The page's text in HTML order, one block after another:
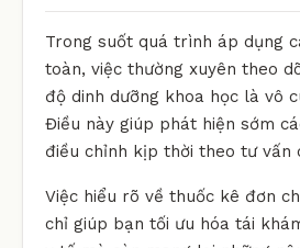
Trong suốt quá trình áp dụng
toàn, việc thường xuyên theo
độ dinh dưỡng khoa học là vô
Điều này giúp phát hiện sớm
điều chỉnh kịp thời theo tư vấn
Việc hiểu rõ về thuốc kê đơn
chỉ giúp bạn tối ưu hóa tái